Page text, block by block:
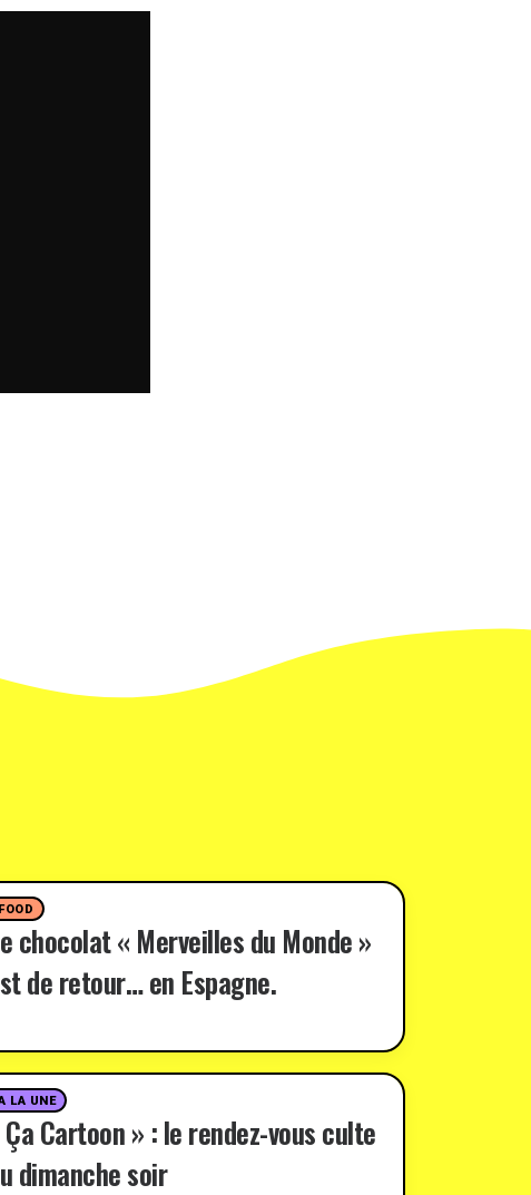
FOOD
chocolat « Merveilles du Monde »
de retour… en Espagne.
LA UNE
Cartoon » : le rendez-vous culte
dimanche soir